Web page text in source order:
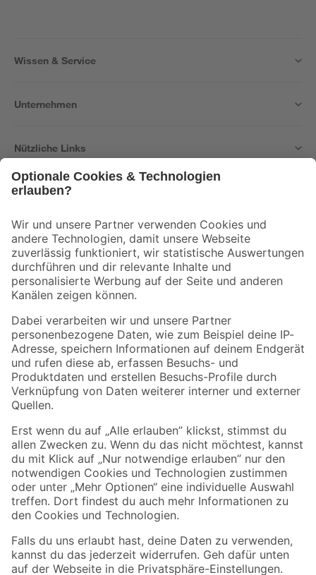
Wissen & Service
Unternehmen
Nützliche Links
Der toom Newsletter: Keine Angebote und Aktionen mehr verpassen!
Zur Newsletter Anmeldung
Folge uns
Zahlungsarten Versandarten
Sicher einkaufen
Jetzt die toom-App herunterladen
Alle Preisangaben in EUR inkl. gesetzl. MwSt.. Die dargestellten Angebote sind unter
Umständen nicht in allen Märkten verfügbar. Die angegebenen Verfügbarkeiten beziehen